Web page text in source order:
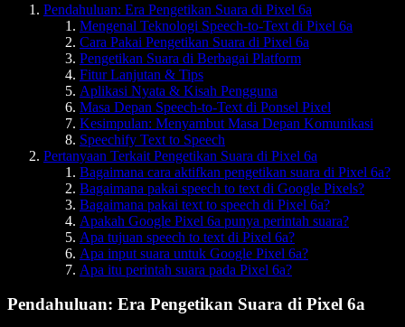
Pendahuluan: Era Pengetikan Suara di Pixel 6a
Mengenal Teknologi Speech-to-Text di Pixel 6a
Cara Pakai Pengetikan Suara di Pixel 6a
Pengetikan Suara di Berbagai Platform
Fitur Lanjutan & Tips
Aplikasi Nyata & Kisah Pengguna
Masa Depan Speech-to-Text di Ponsel Pixel
Kesimpulan: Menyambut Masa Depan Komunikasi
Speechify Text to Speech
Pertanyaan Terkait Pengetikan Suara di Pixel 6a
Bagaimana cara aktifkan pengetikan suara di Pixel 6a?
Bagaimana pakai speech to text di Google Pixels?
Bagaimana pakai text to speech di Pixel 6a?
Apakah Google Pixel 6a punya perintah suara?
Apa tujuan speech to text di Pixel 6a?
Apa input suara untuk Google Pixel 6a?
Apa itu perintah suara pada Pixel 6a?
Pendahuluan: Era Pengetikan Suara di Pixel 6a